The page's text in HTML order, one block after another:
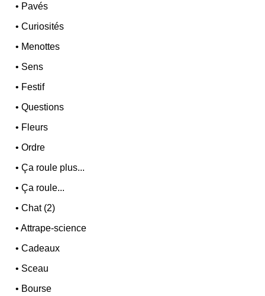
• Pavés
•Curiosités
• Menottes
• Sens
• Festif
•Questions
• Fleurs
•Ordre
•Ça roule plus...
•Ça roule...
•Chat (2)
•Attrape-science
•Cadeaux
• Sceau
• Bourse